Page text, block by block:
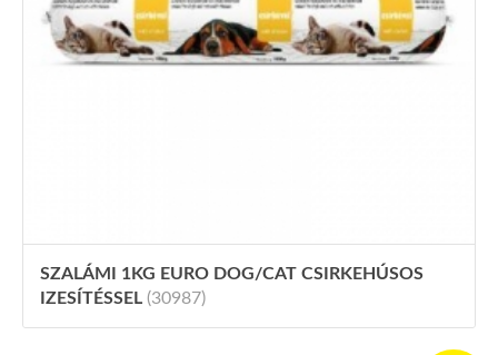
SZALÁMI 1KG EURO DOG/CAT CSIRKEHÚSOS
IZESÍTÉSSEL (30987)